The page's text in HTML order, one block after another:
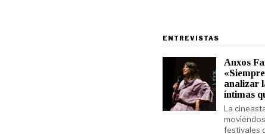
ENTREVISTAS
Anxos
analizar
íntimas
La
festivales